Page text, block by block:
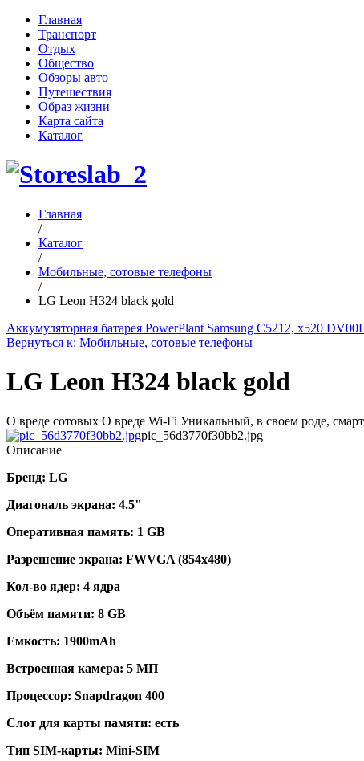
Главная
Транспорт
Отдых
Общество
Обзоры авто
Путешествия
Образ жизни
Карта сайта
Каталог
Главная
/
Каталог
/
Мобильные, сотовые телефоны
/
LG Leon H324 black gold
Аккумуляторная батарея PowerPlant Samsung C5212, x520
Вернуться к: Мобильные, сотовые телефоны
LG Leon H324 black gold
О вреде сотовых О вреде Wi-Fi Уникальный, в своем роде,
pic_56d3770f30bb2.jpg
Описание
Бренд: LG
Диагональ экрана: 4.5"
Оперативная память: 1 GB
Разрешение экрана: FWVGA (854х480)
Кол-во ядер: 4 ядра
Объём памяти: 8 GB
Емкость: 1900mAh
Встроенная камера: 5 МП
Процессор: Snapdragon 400
Слот для карты памяти: есть
Тип SIM-карты: Mini-SIM